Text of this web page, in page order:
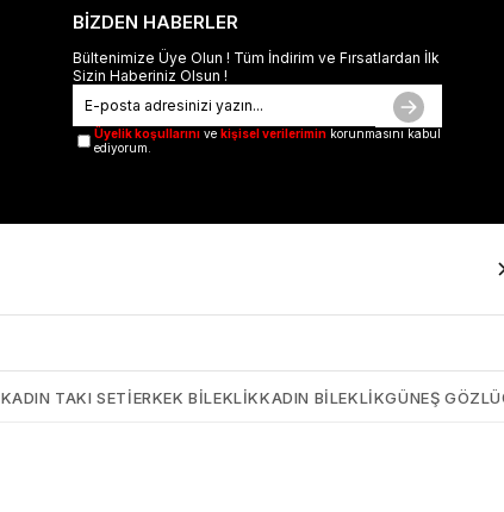
BİZDEN HABERLER
Bültenimize Üye Olun ! Tüm İndirim ve Fırsatlardan İlk
Sizin Haberiniz Olsun !
Üyelik koşullarını ve kişisel verilerimin korunmasını kabul
ediyorum.
KADIN TAKI SETIERKEK BILEKLIKKADIN BILEKLIKGÜNEŞ